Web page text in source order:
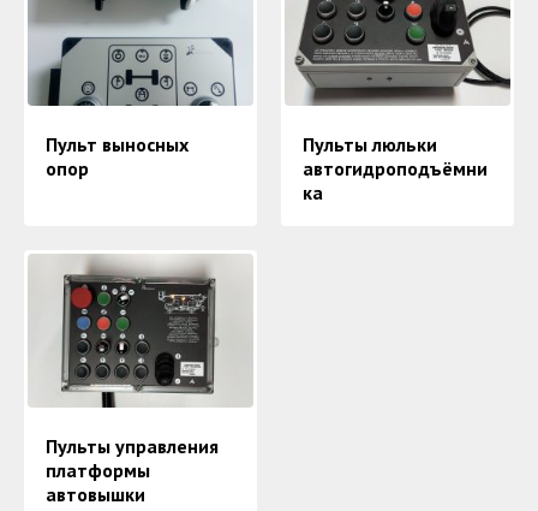
Пульт выносных
опор
Пульты люльки
автогидроподъёмни
ка
Пульты управления
платформы
автовышки